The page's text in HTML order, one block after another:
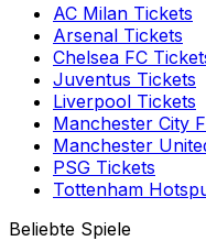
AC Milan Tickets
Arsenal Tickets
Chelsea FC
Juventus Tickets
Liverpool Tickets
Manchester City
Manchester
PSG Tickets
Tottenham
Beliebte Spiele